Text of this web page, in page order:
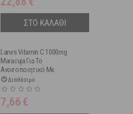
ΣΤΟ ΚΑΛΑΘΙ
Lanes Vitamin C 1000mg
Maracuja Για Το
Ανοσοποιητικό Με
Κουρκουμά & Γεύση
Μαρακούγια, Μάνγκο,
Ροδάκινο 20 Αναβράζουσες
Ταμπλέτες
Διαθέσιμο
7,66 €